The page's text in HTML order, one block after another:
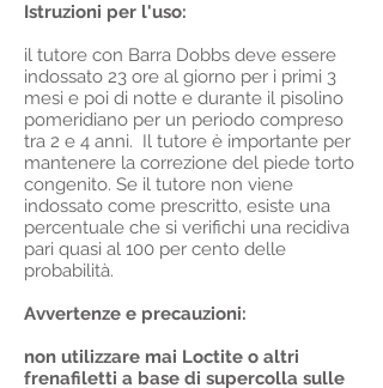
Istruzioni per l'uso:
il tutore con Barra Dobbs deve essere
indossato 23 ore al giorno per i primi 3
mesi e poi di notte e durante il pisolino
pomeridiano per un periodo compreso
tra 2 e 4 anni. Il tutore è importante per
mantenere la correzione del piede torto
congenito. Se il tutore non viene
indossato come prescritto, esiste una
percentuale che si verifichi una recidiva
pari quasi al 100 per cento delle
probabilità.
Avvertenze e precauzioni:
non utilizzare mai Loctite o altri
frenafiletti a base di supercolla sulle